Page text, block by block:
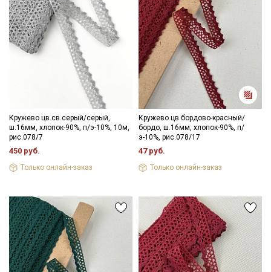
Кружево цв.св.серый/серый,
ш.16мм, хлопок-90%, п/э-10%, 10м,
рис.078/7
450 руб.
Только онлайн-заказ
Кружево цв.бордово-красный/
бордо, ш.16мм, хлопок-90%, п/
э-10%, рис.078/17
47 руб.
Только онлайн-заказ